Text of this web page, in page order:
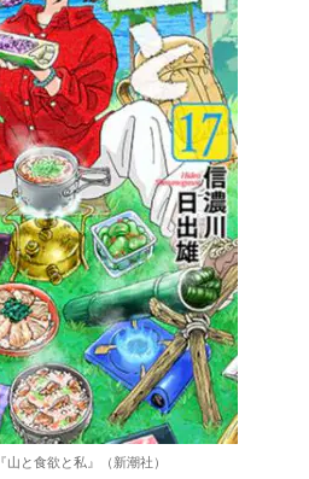
と食欲と私』（新潮社）